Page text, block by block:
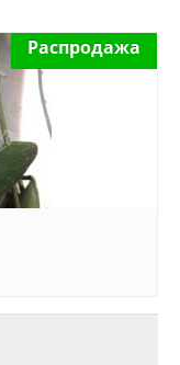
Распродажа